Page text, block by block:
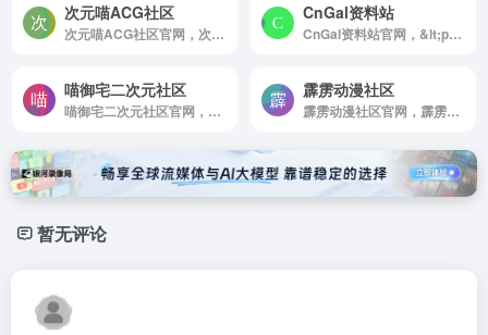
次元喵ACG社区
次元喵ACG社区官网，次元喵ACG 是一个ACG爱好者资源分享平台，每日更新ACG新闻资讯和分享高质量的动漫美图，P站图集，cos美图等，还提供动漫番剧，漫画，轻小说以及系统萌化资源下载，加入次元喵ACG，萌友等你来玩~
CnGal资料站
CnGal资料站官网，&lt;p&gt;CnGal是一个非营利性的，立志于收集整理国内制作组创作及中文化的中文Galgame/AVG的介绍，攻略，评测，感想等内容的资料性质的网站。&lt;/p&gt; &lt;div class=&quot;wbp-cbm&quot; wb-share-url=&quot;https://www，zjnav，com/?p=19800&quot;&gt;&lt;div class=&quot;dwqr-inner&quot;&gt;&lt;a class=&quot;wb-btn-dwqr wb-btn-donate j-dwqr-donate-btn&quot; rel=&quot;nofollow&quot;&gt;&lt;svg class=&quot;wb-icon wbsico-donate&quot;&gt;&lt;use xlink:href=&quot;https://www，zjnav，com/sites/19800，html#wbsico-dwqr-donate&quot;&gt;&lt;/use&gt;&lt;/svg&gt;&lt;span&gt;打赏&lt;/span&gt;&lt;/a&gt;&lt;a class=&quot;wb-btn-dwqr wb-btn-like j-dwqr-like-btn&quot; data-count=&quot;0&quot; rel=&quot;nofollow&quot;&gt;&lt;svg class=&quot;wb-icon wbsico-like&quot;&gt;&lt;use xlink:href=&quot;https://www，zjnav，com/sites/19800，html#wbsico-dwqr-like&quot;&gt;&lt;/use&gt;&lt;/svg&gt;&lt;span class=&quot;like-count&quot;&gt;赞&lt;/span&gt;&lt;/a&gt;&lt;a class=&quot;wb-btn-dwqr wb-share-poster j-dwqr-poster-btn&quot; rel=&quot;nofollow&quot;&gt;&lt;svg class=&quot;wb-icon wbsico-poster&quot;&gt;&lt;use xlink:href=&quot;https://www，zjnav，com/sites/19800，html#wbsico-dwqr-poster&quot;&gt;&lt;/use&gt;&lt;/svg&gt;&lt;span&gt;微海报&lt;/span&gt;&lt;/a&gt;&lt;a class=&quot;wb-btn-dwqr wb-btn-share j-dwqr-social-btn&quot; rel=&quot;nofollow&quot;&gt;&lt;svg class=&quot;wb-icon wbsico-share&quot;&gt;&lt;use xlink:href=&quot;https://www，zjnav，com/sites/19800，html#wbsico-dwqr-share&quot;&gt;&lt;/use&gt;&lt;/svg&gt;&lt;span&gt;分享&lt;/span&gt;&lt;/a&gt;
喵御宅二次元社区
喵御宅二次元社区官网，&lt;p&gt;喵御宅Mfuns是一个以动漫，游戏，音乐，舞蹈等为主题的多元内容平台，提供各种原创和转载的视频，图片，文字等内容。您可以在喵御宅找到你喜欢的弹幕视频，文章，图片和插画等作品，也可以成为创作者，分享你关于ACGN的创意和欢乐!&lt;/p&gt; &lt;div class=&quot;wbp-cbm&quot; wb-share-url=&quot;https://www，zjnav，com/?p=19752&quot;&gt;&lt;div class=&quot;dwqr-inner&quot;&gt;&lt;a class=&quot;wb-btn-dwqr wb-btn-donate j-dwqr-donate-btn&quot; rel=&quot;nofollow&quot;&gt;&lt;svg class=&quot;wb-icon wbsico-donate&quot;&gt;&lt;use xlink:href=&quot;https://www，zjnav，com/sites/19752，html#wbsico-dwqr-donate&quot;&gt;&lt;/use&gt;&lt;/svg&gt;&lt;span&gt;打赏&lt;/span&gt;&lt;/a&gt;&lt;a class=&quot;wb-btn-dwqr wb-btn-like j-dwqr-like-btn&quot; data-count=&quot;0&quot; rel=&quot;nofollow&quot;&gt;&lt;svg class=&quot;wb-icon wbsico-like&quot;&gt;&lt;use xlink:href=&quot;https://www，zjnav，com/sites/19752，html#wbsico-dwqr-like&quot;&gt;&lt;/use&gt;&lt;/svg&gt;&lt;span class=&quot;like-count&quot;&gt;赞&lt;/span&gt;&lt;/a&gt;&lt;a class=&quot;wb-btn-dwqr wb-share-poster j-dwqr-poster-btn&quot; rel=&quot;nofollow&quot;&gt;&lt;svg class=&quot;wb-icon wbsico-poster&quot;&gt;&lt;use xlink:href=&quot;https://www，zjnav，com/sites/19752，html#wbsico-dwqr-poster&quot;&gt;&lt;/use&gt;&lt;/svg&gt;&lt;span&gt;微海报&lt;/span&gt;&lt;/a&gt;&lt;a class=&quot;wb-btn-dwqr wb-btn-share j-dwqr-social-btn&quot; rel=&quot;nofollow&quot;&gt;&lt;svg class=&quot;wb-icon wbsico-share&quot;&gt;&lt;use xlink:href=&quot;https://www，zjnav，com/sites/19752，html#wbsico-dwqr-share&quot;&gt;&lt;/use&gt;&lt;/svg&gt;&lt;span&gt;分享&lt;/span&gt;&lt;/a&gt;
霹雳动漫社区
霹雳动漫社区官网，霹雳acg是新生代泛娱乐互动平台，从动漫，游戏起步，衍生至数码，周边，会展等与宅文化相关领域，致力于创造轻松欢快的宅文化乐趣。
暂无评论